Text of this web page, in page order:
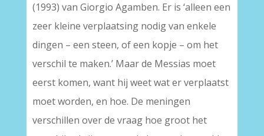
(1993) van Giorgio Agamben. Er is ‘alleen een
zeer kleine verplaatsing nodig van enkele
dingen – een steen, of een kopje – om het
verschil te maken.’ Maar de Messias moet
eerst komen, want hij weet wat er verplaatst
moet worden, en hoe. De meningen
verschillen over de vraag hoe groot het